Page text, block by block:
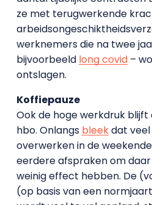
ze met terugwerkende
werknemers die na twee
bijvoorbeeld long covid–
ontslagen.
Koffiepauze
Ook de hoge werkdruk
hbo. Onlangs bleekdat
overwerken in de
eerdere afspraken om
weinig effect hebben. De
(op basis van een